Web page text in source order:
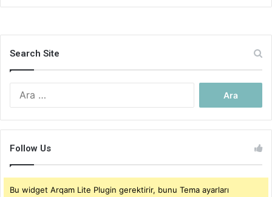
Search Site
Follow Us
Bu widget Arqam Lite Plugin gerektirir, bunu Tema ayarları